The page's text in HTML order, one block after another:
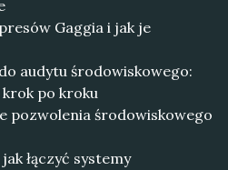
Gaggia i jak je
audytu środowiskowego:
po kroku
pozwolenia środowiskowego
łączyć systemy